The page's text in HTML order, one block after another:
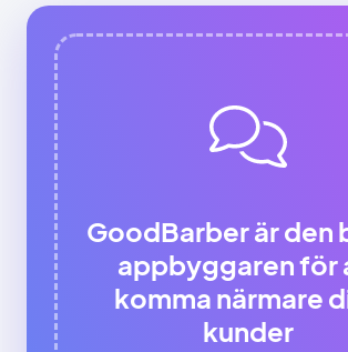
GoodBarber är den
appbyggaren för
komma närmare
kunder